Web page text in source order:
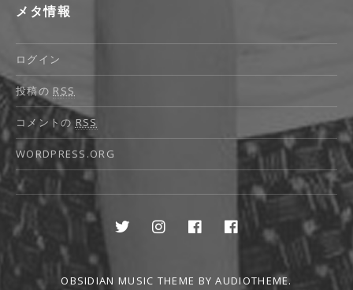
メタ情報
ログイン
投稿の RSS
コメントの RSS
WORDPRESS.ORG
Social Media Profiles
TwitterInstagramFacebookFacebook
OBSIDIAN MUSIC THEME BY AUDIOTHEME.